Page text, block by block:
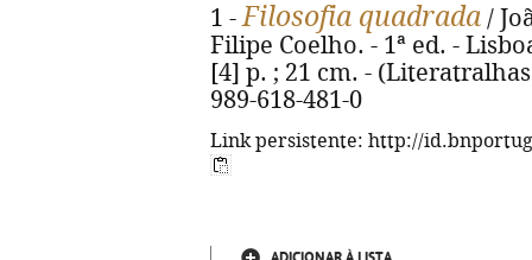
1 -Filosofia quadrada /
Filipe Coelho. - 1ª ed. -
[4] p. ; 21 cm. -
989-618-481-0
Link persistente: http://